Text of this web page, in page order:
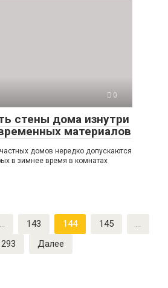
0
стены дома изнутри
материалов
частных домов нередко допускаются
в зимнее время в комнатах
… 143 144 145
…
293
Далее